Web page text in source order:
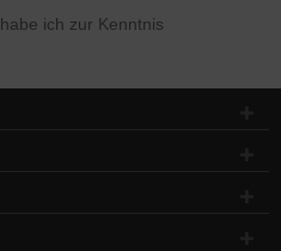
habe ich zur Kenntnis